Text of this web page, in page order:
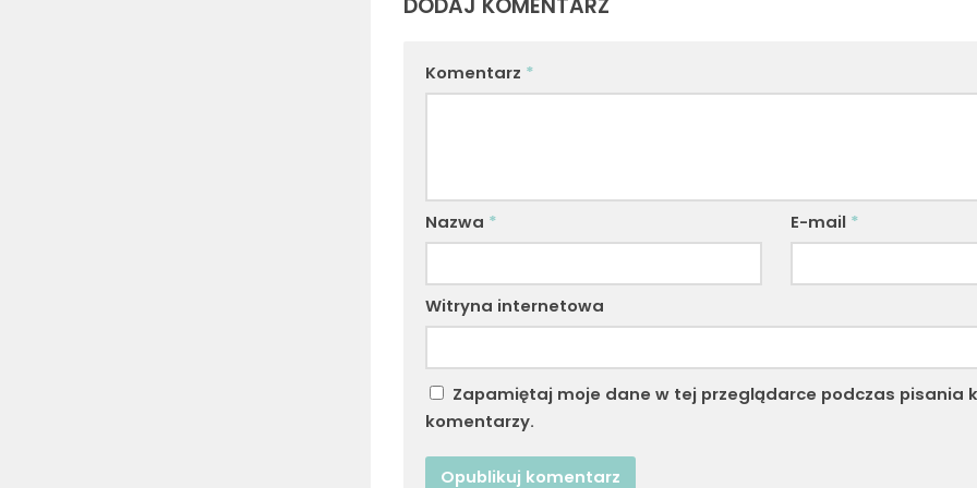
DODAJ KOMENTARZ
Komentarz *
Nazwa * E-mail *
Witryna internetowa
Zapamiętaj moje dane w tej przeglądarce podczas pisania
komentarzy.